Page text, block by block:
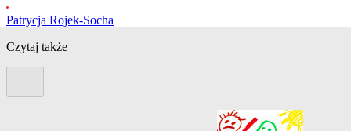
Patrycja Rojek-Socha
Czytaj także